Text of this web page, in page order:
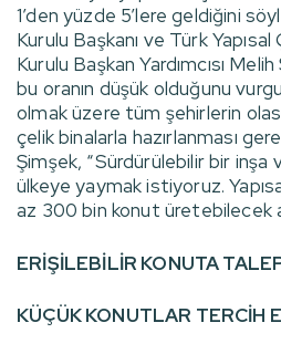
1’den yüzde 5’lere geldiğini
Kurulu Başkanı ve Türk
Kurulu Başkan Yardımcısı
bu oranın düşük olduğunu
olmak üzere tüm şehirlerin
çelik binalarla hazırlanması
Şimşek, “Sürdürülebilir bir inşa
ülkeye yaymak istiyoruz.
az 300 bin konut üretebilecek
ERİŞİLEBİLİR KONUTA
KÜÇÜK KONUTLAR TERCİH